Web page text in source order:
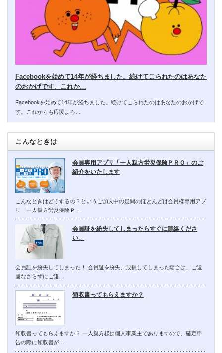
Facebookを始めて14年が経ちました。続けてこられたのはあなた
のおかげです。これか…
Facebookを始めて14年が経ちました。続けてこられたのはあなたのおかげで
す。これからも応援よろ…
こんなときは
会員専用アプリ「一人親方労災保険ＰＲＯ」のご
紹介をいたします
こんなときはどうするの？というご加入中の疑問のほとんどは会員様専用アプ
リ「一人親方労災保険Ｐ…
会員証を紛失してしまったらすぐに連絡くださ
い。
会員証を紛失してしまった！ 会員証を紛失、毀損してしまった場合は、ご遠
慮なさらずにご連…
領収書ってもらえますか？
領収書ってもらえますか？ 一人親方様は個人事業主でありますので、確定申
告の際に領収書が…